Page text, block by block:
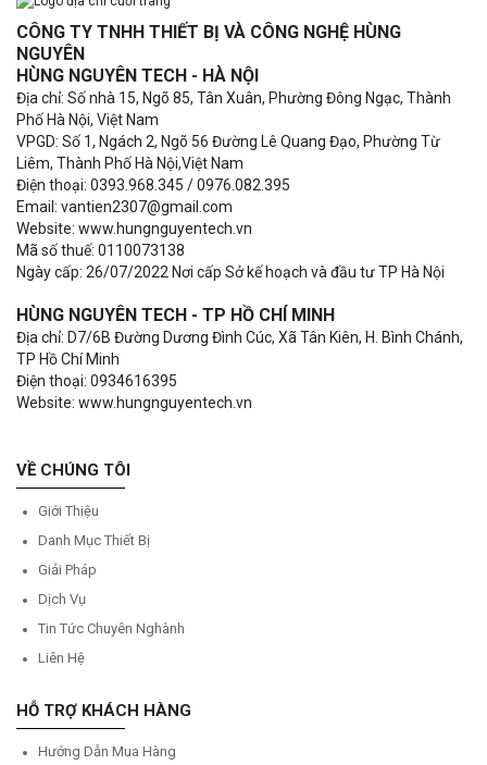
CÔNG TY TNHH THIẾT BỊ VÀ CÔNG NGHỆ HÙNG
NGUYÊN
HÙNG NGUYÊN TECH - HÀ NỘI
Địa chỉ: Số nhà 15, Ngõ 85, Tân Xuân, Phường Đông Ngạc, Thành
Phố Hà Nội, Việt Nam
VPGD: Số 1, Ngách 2, Ngõ 56 Đường Lê Quang Đạo, Phường Từ
Liêm, Thành Phố Hà Nội,Việt Nam
Điện thoại: 0393.968.345 / 0976.082.395
Email: vantien2307@gmail.com
Website: www.hungnguyentech.vn
Mã số thuế: 0110073138
Ngày cấp: 26/07/2022 Nơi cấp Sở kế hoạch và đầu tư TP Hà Nội
HÙNG NGUYÊN TECH - TP HỒ CHÍ MINH
Địa chỉ: D7/6B Đường Dương Đình Cúc, Xã Tân Kiên, H. Bình Chánh,
TP Hồ Chí Minh
Điện thoại: 0934616395
Website: www.hungnguyentech.vn
VỀ CHÚNG TÔI
Giới Thiệu
Danh Mục Thiết Bị
Giải Pháp
Dịch Vụ
Tin Tức Chuyên Nghành
Liên Hệ
HỖ TRỢ KHÁCH HÀNG
Hướng Dẫn Mua Hàng